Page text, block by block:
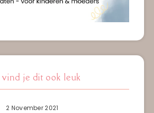
je dit ook leuk
2 November 2021